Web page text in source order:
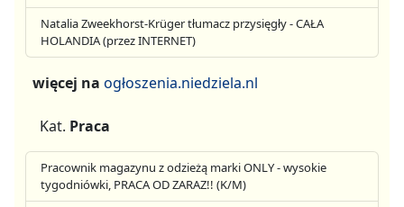
Natalia Zweekhorst-Krüger tłumacz przysięgły - CAŁA
HOLANDIA (przez INTERNET)
więcej na ogłoszenia.niedziela.nl
Kat. Praca
Pracownik magazynu z odzieżą marki ONLY - wysokie
tygodniówki, PRACA OD ZARAZ!! (K/M)